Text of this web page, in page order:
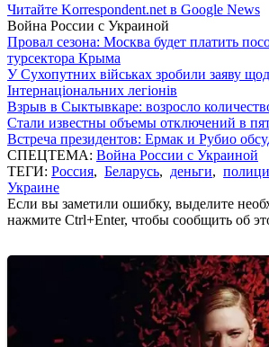
Читайте Korrespondent.net в Google News
Война России с Украиной
Провал сезона: Москва будет платить
турсектора Крыма
У Сухопутних військах зробили заяву
Інтернаціональних легіонів
Взрыв в Сыктывкаре: возросло
Стали известны объемы отключений в
Встреча президентов: Ермак и Рубио
СПЕЦТЕМА: Война России с Украиной
ТЕГИ: Россия, Беларусь, деньги,
Украине
Если вы заметили ошибку, выделите
нажмите Ctrl+Enter, чтобы сообщить об